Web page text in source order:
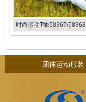
时尚运动T恤58367/58368
团体运动服装